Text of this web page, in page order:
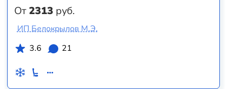
От2313 руб.
ИП Белокрылов М.Э.
3.6
21